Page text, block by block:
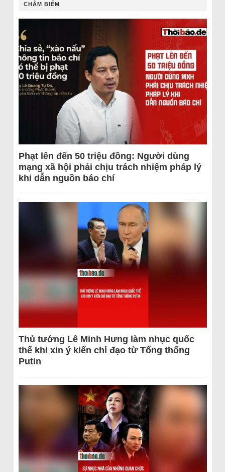
CHÂM BIẾM
Phạt lên đến 50 triệu đồng: Người dùng
mạng xã hội phải chịu trách nhiệm pháp lý
khi dẫn nguồn báo chí
Thủ tướng Lê Minh Hưng làm nhục quốc
thể khi xin ý kiến chỉ đạo từ Tổng thống
Putin